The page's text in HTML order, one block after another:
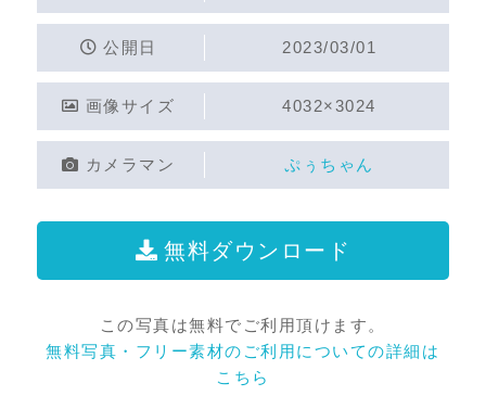
公開日 2023/03/01
画像サイズ 4032×3024
カメラマン ぷぅちゃん
無料ダウンロード
この写真は無料でご利用頂けます。
無料写真・フリー素材のご利用についての詳細は
こちら